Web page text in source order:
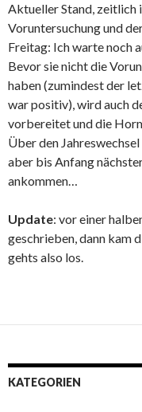
Aktueller Stand, zeitlich
Voruntersuchung und
Freitag: Ich warte noch
Bevor sie nicht die
haben (zumindest der
war positiv), wird auch
vorbereitet und die
Über den
aber bis Anfang
ankommen…
Update: vor einer
geschrieben, dann kam
gehts also los.
KATEGORIEN